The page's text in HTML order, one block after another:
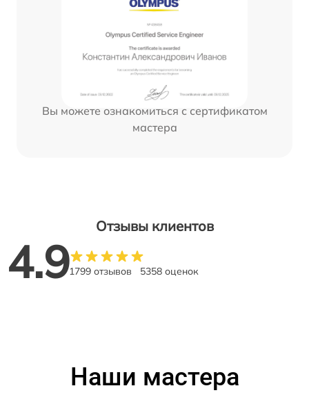
Вы можете ознакомиться с сертификатом
мастера
Отзывы клиентов
4.91799 отзывов 5358 оценок
Наши мастера